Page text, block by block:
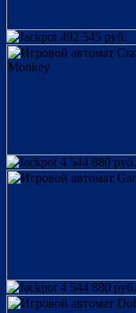
492 545 руб.
4 544 880 руб.
4 544 880 руб.